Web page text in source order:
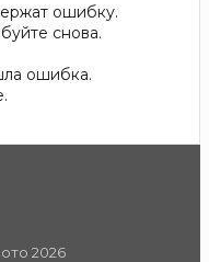
ошибку.
снова.
ошибка.
2026